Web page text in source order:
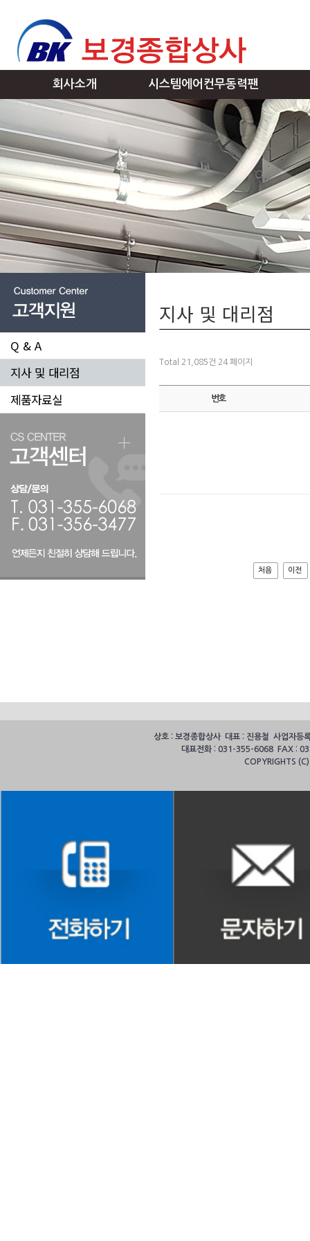
회사소개 시스템에어컨무동력팬
Q & A
지사 및 대리점
제품자료실
지사 및 대리점
Total 21,085건 24 페이지
번호
처음 이전
상호 : 보경종합상사 대표 : 진용철 사업자
대표전화 : 031-355-6068 FAX :
COPYRIGHTS (C)